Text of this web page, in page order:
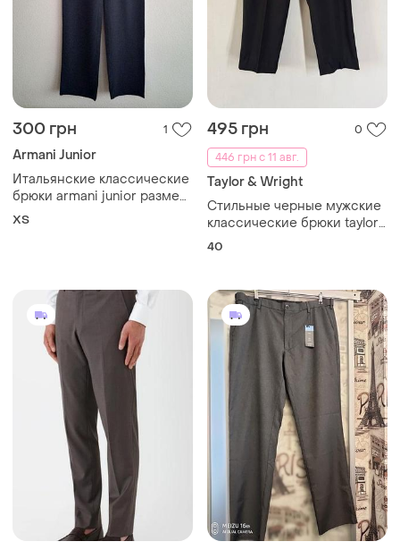
300 грн 1
Armani Junior
Итальянские классические
брюки armani junior размер
xs/42 (100% шерсть)
XS
495 грн
0
446 грн с 11 авг.
​Taylor & Wright
Стильные черные мужские
классические брюки taylor
&amp; wright regular fit
40